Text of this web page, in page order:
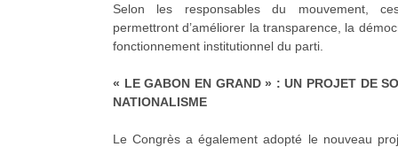
Selon les responsables du mouvement,
permettront d’améliorer la transparence, la
fonctionnement institutionnel du parti.
« LE GABON EN GRAND » : UN PROJET DE
NATIONALISME
Le Congrès a également adopté le nouveau